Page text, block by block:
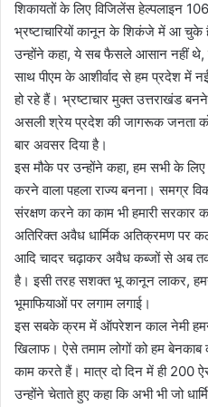
शिकायतों के लिए विजिलेंस हेल्पलाइन
भ्रष्टाचारियों कानून के शिकंजे में आ चुके
उन्होंने कहा, ये सब फैसले आसान नहीं
साथ पीएम के आशीर्वाद से हम प्रदेश में
हो रहे हैं। भ्रष्टाचार मुक्त उत्तराखंड
असली श्रेय प्रदेश की जागरूक जनता
बार अवसर दिया है।
इस मौके पर उन्होंने कहा, हम सभी के लिए
करने वाला पहला राज्य बनना। समग्र
संरक्षण करने का काम भी हमारी सरकार
अतिरिक्त अवैध धार्मिक अतिक्रमण पर
आदि चादर चढ़ाकर अवैध कब्जों से अब
है। इसी तरह सशक्त भू कानून लाकर,
भूमाफियाओं पर लगाम लगाई।
इस सबके क्रम में ऑपरेशन काल नेमी
खिलाफ। ऐसे तमाम लोगों को हम
काम करते हैं। मात्र दो दिन में ही 200
उन्होंने चेताते हुए कहा कि अभी भी जो